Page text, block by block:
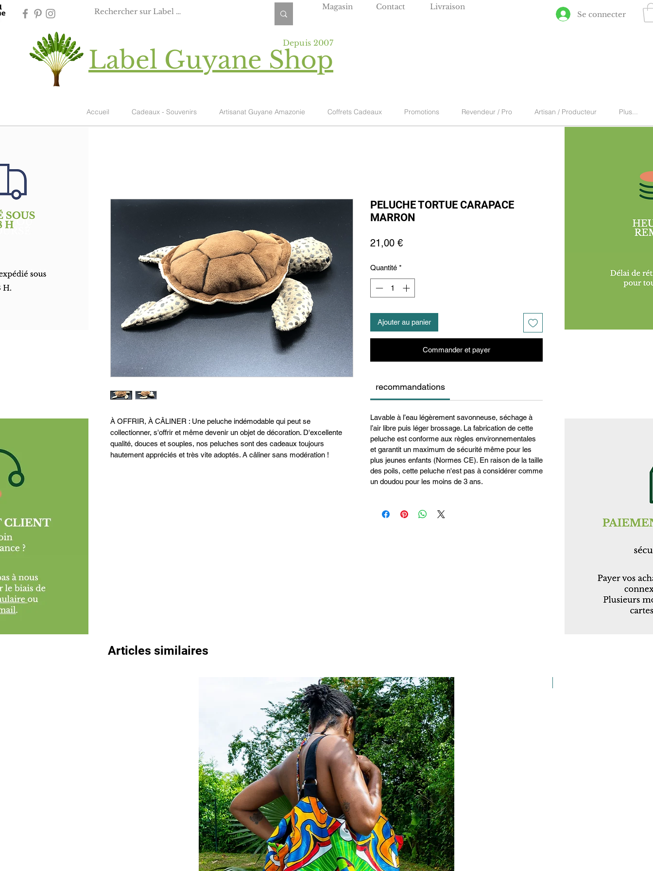
Magasin Contact
Livraison
Se connecter
Label Guyane Shop
Depuis 2007
Accueil Cadeaux - Souvenirs Artisanat Guyane Amazonie Coffrets Cadeaux Promotions Revendeur / Pro Artisan / Producteur Plus...
À OFFRIR, À CÂLINER : Une peluche indémodable qui peut se
collectionner, s'offrir et même devenir un objet de décoration. D'excellente
qualité, douces et souples, nos peluches sont des cadeaux toujours
hautement appréciés et très vite adoptés. A câliner sans modération !
PELUCHE TORTUE CARAPACE
MARRON
21,00 €Prix
Quantité *
Ajouter au panier
Commander et payer
recommandations
Lavable à l’eau légèrement savonneuse, séchage à
l’air libre puis léger brossage. La fabrication de cette
peluche est conforme aux règles environnementales
et garantit un maximum de sécurité même pour les
plus jeunes enfants (Normes CE). En raison de la taille
des poils, cette peluche n'est pas à considérer comme
un doudou pour les moins de 3 ans.
Articles similaires